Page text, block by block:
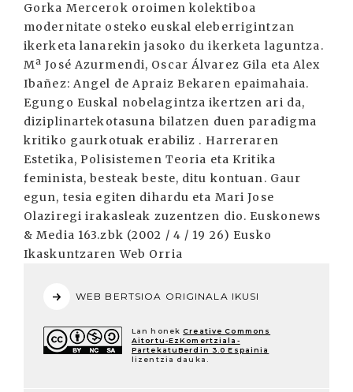
Gorka Mercerok oroimen kolektiboa
modernitate osteko euskal eleberrigintzan
ikerketa lanarekin jasoko du ikerketa laguntza.
Mª José Azurmendi, Oscar Álvarez Gila eta Alex
Ibañez: Angel de Apraiz Bekaren epaimahaia.
Egungo Euskal nobelagintza ikertzen ari da,
diziplinartekotasuna bilatzen duen paradigma
kritiko gaurkotuak erabiliz . Harreraren
Estetika, Polisistemen Teoria eta Kritika
feminista, besteak beste, ditu kontuan. Gaur
egun, tesia egiten dihardu eta Mari Jose
Olaziregi irakasleak zuzentzen dio. Euskonews
& Media 163.zbk (2002 / 4 / 19 26) Eusko
Ikaskuntzaren Web Orria
WEB BERTSIOA ORIGINALA IKUSI
Lan honek Creative Commons
Aitortu-EzKomertziala-
PartekatuBerdin 3.0 Espainia
lizentzia dauka.